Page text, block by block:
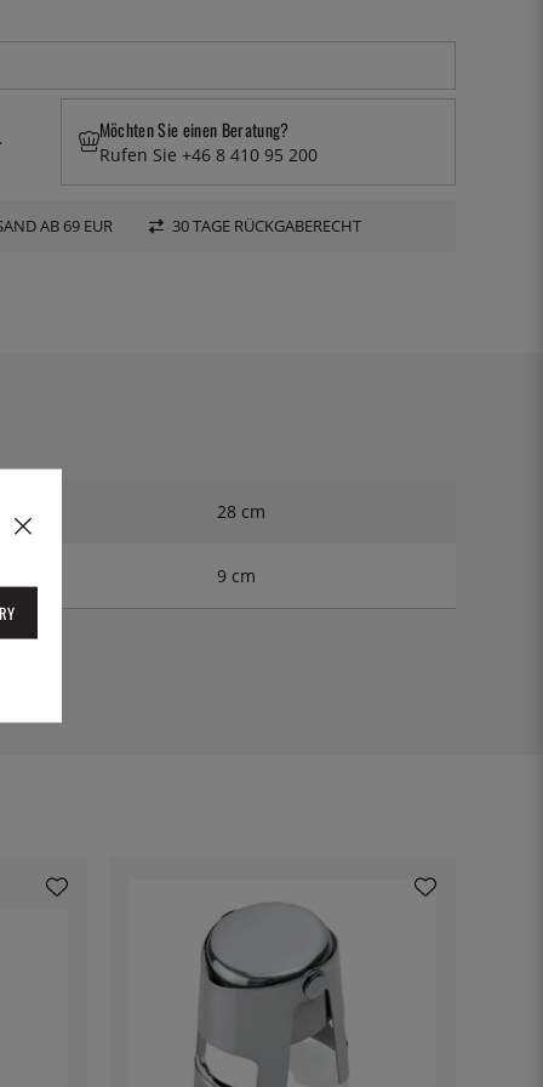
Möchten Sie einen Beratung?
Rufen Sie +46 8 410 95 200
AB 69 EUR 30 TAGE RÜCKGABERECHT
28 cm
9 cm